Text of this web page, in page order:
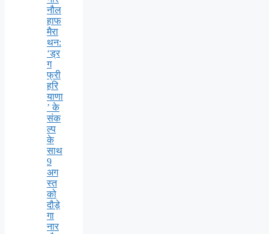
नौल
हाफ
मैरा
थन:
‘ड्र
ग
फ्री
हरि
याणा
’ के
संक
ल्प
के
साथ
9
अग
स्त
को
दौड़े
गा
नार